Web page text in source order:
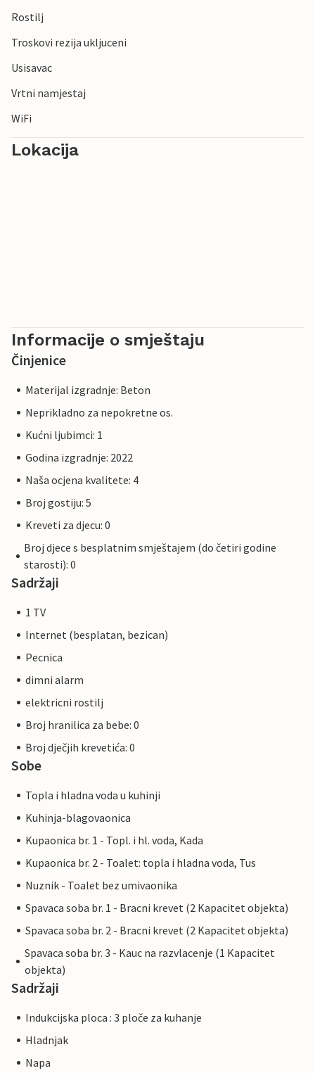
Rostilj
Troskovi rezija ukljuceni
Usisavac
Vrtni namjestaj
WiFi
Lokacija
Informacije o smještaju
Činjenice
Materijal izgradnje: Beton
Neprikladno za nepokretne os.
Kućni ljubimci: 1
Godina izgradnje: 2022
Naša ocjena kvalitete: 4
Broj gostiju: 5
Kreveti za djecu: 0
Broj djece s besplatnim smještajem (do četiri godine
starosti): 0
Sadržaji
1 TV
Internet (besplatan, bezican)
Pecnica
dimni alarm
elektricni rostilj
Broj hranilica za bebe: 0
Broj dječjih krevetića: 0
Sobe
Topla i hladna voda u kuhinji
Kuhinja-blagovaonica
Kupaonica br. 1 - Topl. i hl. voda, Kada
Kupaonica br. 2 - Toalet: topla i hladna voda, Tus
Nuznik - Toalet bez umivaonika
Spavaca soba br. 1 - Bracni krevet (2 Kapacitet objekta)
Spavaca soba br. 2 - Bracni krevet (2 Kapacitet objekta)
Spavaca soba br. 3 - Kauc na razvlacenje (1 Kapacitet
objekta)
Sadržaji
Indukcijska ploca : 3 ploče za kuhanje
Hladnjak
Napa